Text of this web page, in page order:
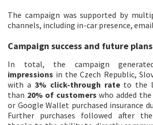
The campaign was supported by
channels, including in-car presence,
Campaign success and future plans
In total, the campaign
impressions in the Czech Republic,
with a 3% click-through rateto the
than 20% of customers who added
or Google Wallet purchased insurance
Further purchases followed after